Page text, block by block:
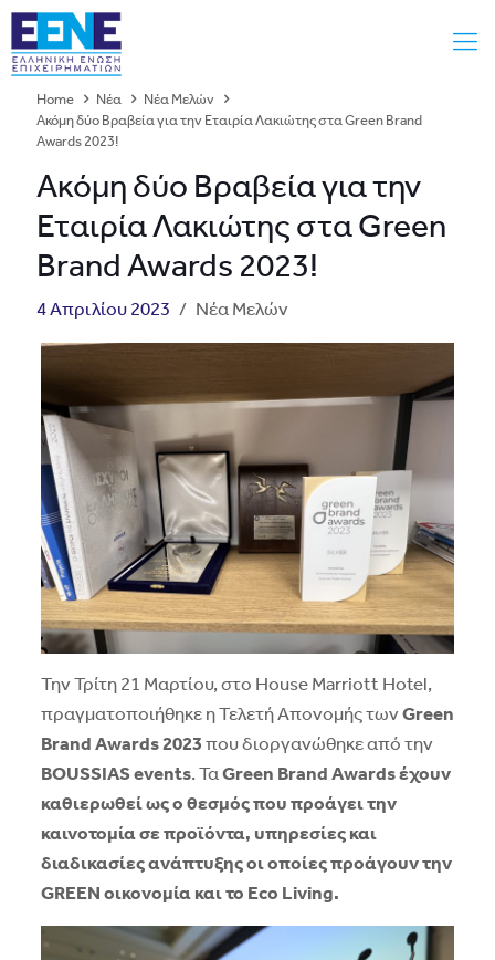
Home Νέα
Νέα Μελών
Ακόμη δύο Βραβεία για την Εταιρία Λακιώτης στα Green Brand
Awards 2023!
Ακόμη δύο Βραβεία για την
Εταιρία Λακιώτης στα Green
Brand Awards 2023!
4 Απριλίου 2023 / Νέα Μελών
Την Τρίτη 21 Μαρτίου, στο House Marriott Hotel,
πραγματοποιήθηκε η Τελετή Απονομής τωνGreen
Brand Awards 2023 που διοργανώθηκε από την
BOUSSIAS events. ΤαGreen Brand Awardsέχουν
καθιερωθεί ως ο θεσμός που προάγει την
καινοτομία σε προϊόντα, υπηρεσίες και
διαδικασίες ανάπτυξης οι οποίες προάγουν την
GREEN οικονομία και το Eco Living.